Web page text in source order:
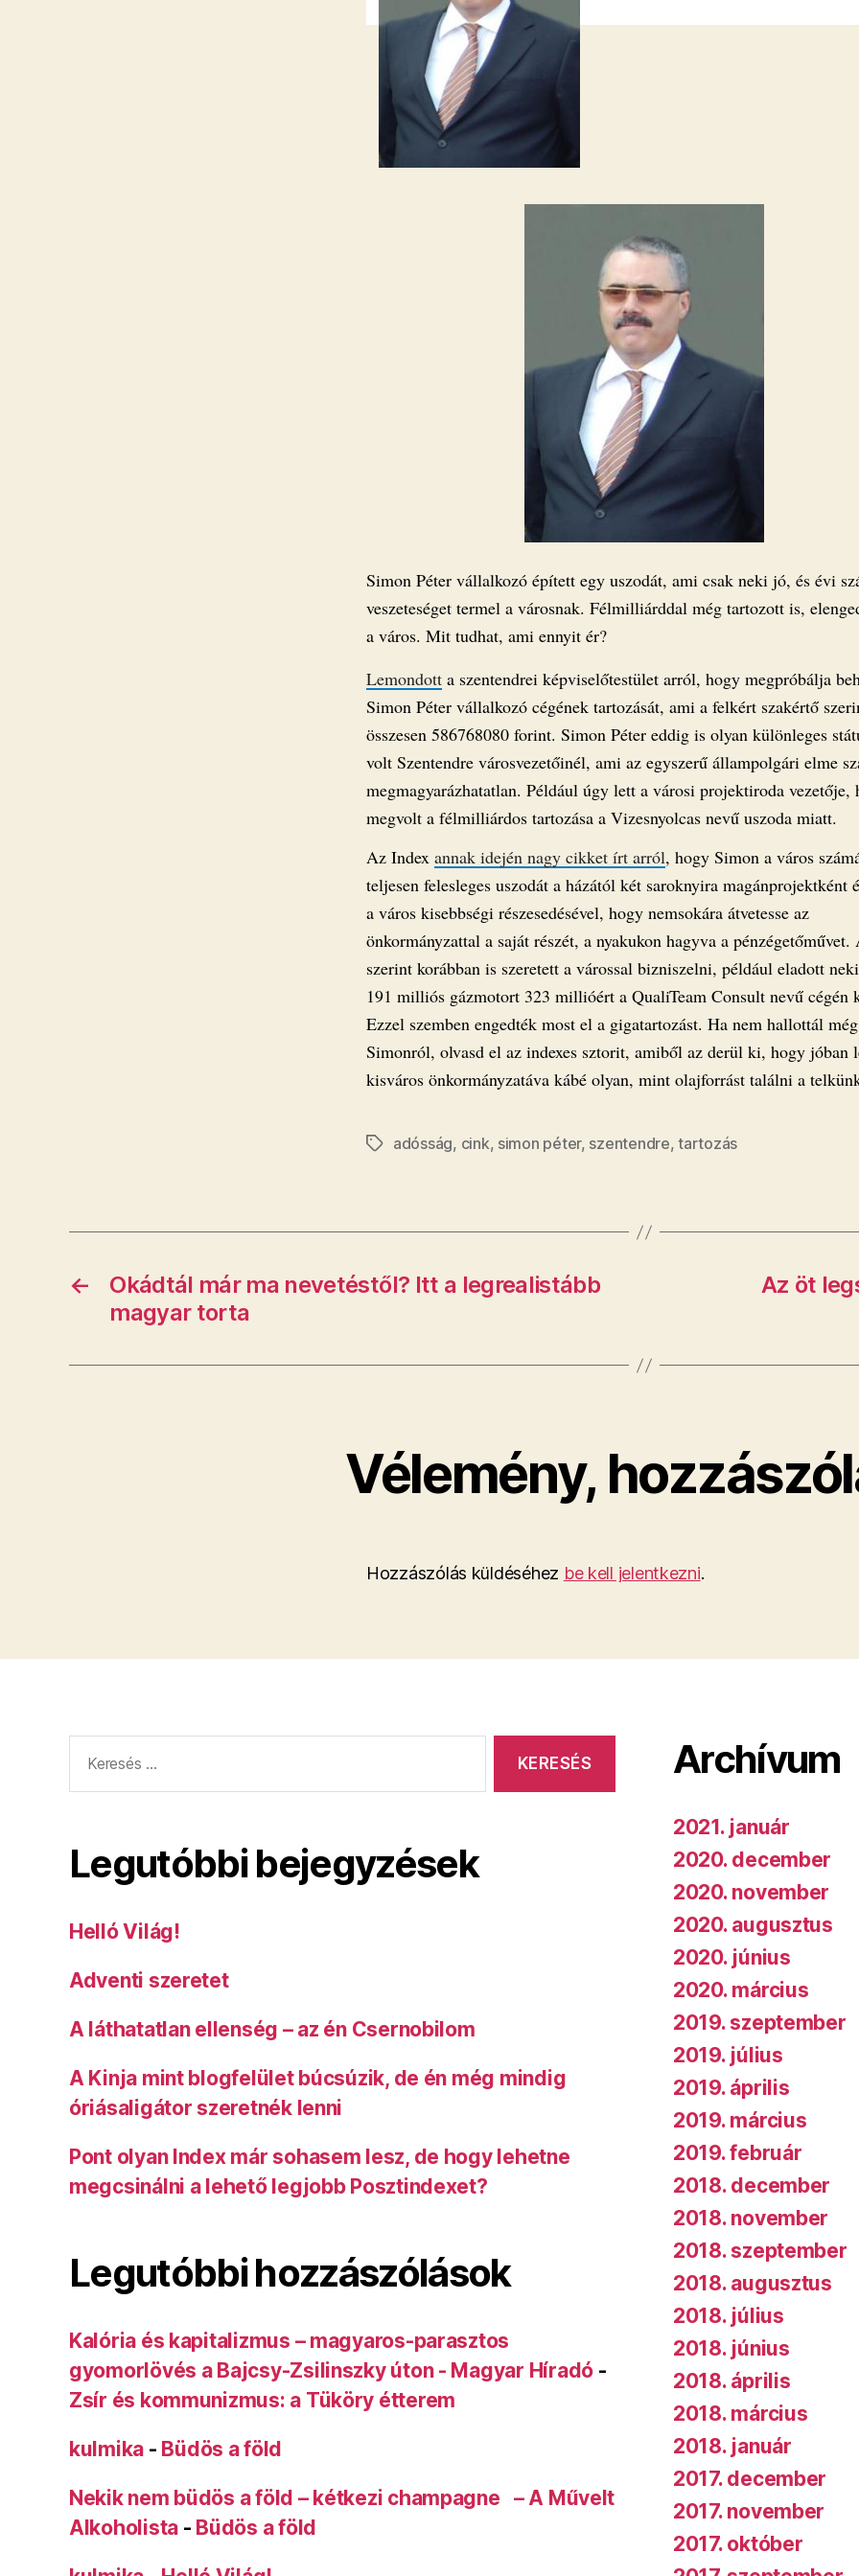
Simon Péter vállalkozó épített egy uszodát, ami csak neki jó, és évi
veszeteséget termel a városnak. Félmilliárddal még tartozott is,
a város. Mit tudhat, ami ennyit ér?
Lemondott a szentendrei képviselőtestület arról, hogy megpróbálja
Simon Péter vállalkozó cégének tartozását, ami a felkért szakértő
összesen 586768080 forint. Simon Péter eddig is olyan különleges
volt Szentendre városvezetőinél, ami az egyszerű állampolgári elme
megmagyarázhatatlan. Például úgy lett a városi projektiroda vezetője,
megvolt a félmilliárdos tartozása a Vizesnyolcas nevű uszoda miatt.
Az Index annak idején nagy cikket írt arról, hogy Simon a város
teljesen felesleges uszodát a házától két saroknyira magánprojektként
a város kisebbségi részesedésével, hogy nemsokára átvetesse az
önkormányzattal a saját részét, a nyakukon hagyva a
szerint korábban is szeretett a várossal bizniszelni, például eladott
191 milliós gázmotort 323 millióért a QualiTeam Consult nevű cégén
Ezzel szemben engedték most el a gigatartozást. Ha nem hallottál még
Simonról, olvasd el az indexes sztorit, amiből az derül ki, hogy jóban
kisváros önkormányzatáva kábé olyan, mint olajforrást találni a
Címkékadósság, cink, simon péter, szentendre,tartozás
←
Okádtál már ma nevetéstől? Itt a legrealistább
magyar torta
Az öt
Vélemény,
Hozzászólás küldéséhez be kell jelentkezni.
Legutóbbi bejegyzések
Helló Világ!
Adventi szeretet
A láthatatlan ellenség – az én Csernobilom
A Kinja mint blogfelület búcsúzik, de én még mindig
óriásaligátor szeretnék lenni
Pont olyan Index már sohasem lesz, de hogy lehetne
megcsinálni a lehető legjobb Posztindexet?
Legutóbbi hozzászólások
Kalória és kapitalizmus – magyaros-parasztos
gyomorlövés a Bajcsy-Zsilinszky úton - Magyar Híradó-
Zsír és kommunizmus: a Tüköry étterem
kulmika - Büdös a föld
Nekik nem büdös a föld – kétkezi champagne – A Művelt
Alkoholista - Büdös a föld
Archívum
2021. január
2020. december
2020. november
2020. augusztus
2020. június
2020. március
2019. szeptember
2019. július
2019. április
2019. március
2019. február
2018. december
2018. november
2018. szeptember
2018. augusztus
2018. július
2018. június
2018. április
2018. március
2018. január
2017. december
2017. november
2017. október